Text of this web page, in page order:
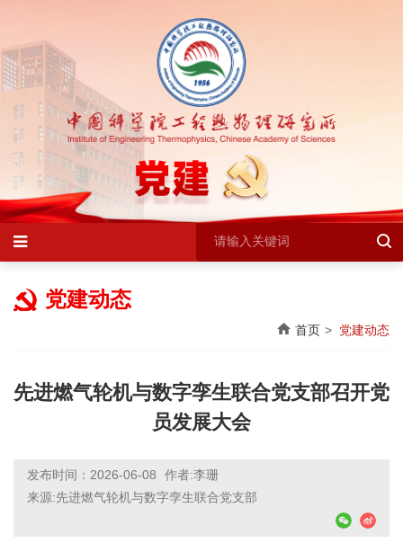
党建动态
首页 党建动态
先进燃气轮机与数字孪生联合党支部召开党
员发展大会
发布时间：2026-06-08
作者:李珊
来源:先进燃气轮机与数字孪生联合党支部